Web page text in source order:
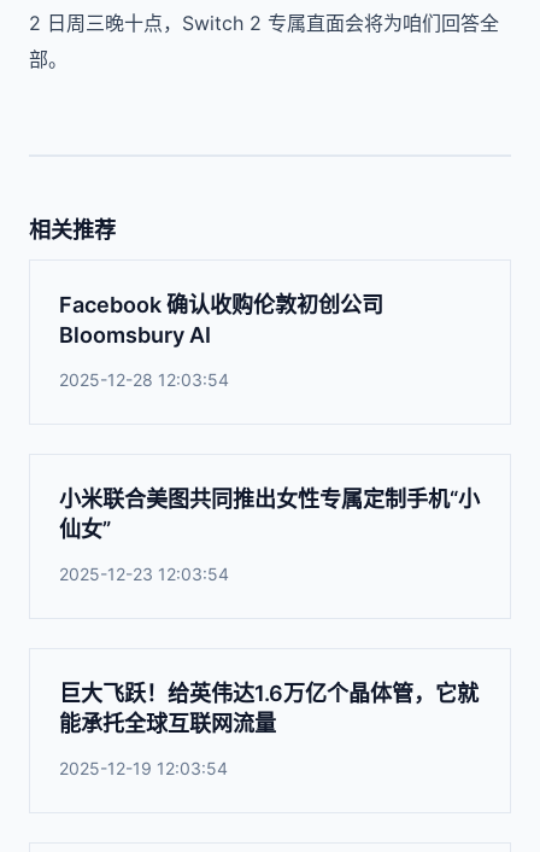
2 日周三晚十点，Switch 2 专属直面会将为咱们回答全
部。
相关推荐
Facebook 确认收购伦敦初创公司
Bloomsbury AI
2025-12-28 12:03:54
小米联合美图共同推出女性专属定制手机“小
仙女”
2025-12-23 12:03:54
巨大飞跃！给英伟达1.6万亿个晶体管，它就
能承托全球互联网流量
2025-12-19 12:03:54